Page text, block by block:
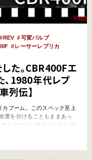
REV
可変バルブ
レーサーレプリカ
した。CBR400Fエ
、1980年代レプ
列伝】
カブーム。このスペック至上
運を分けることもままあっ
ーモデルに派生したホンダ
ホンダの“R”だ! 可変バルブ